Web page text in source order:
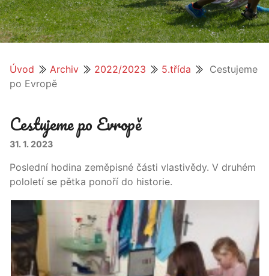
Úvod Archiv 2022/2023 5.třída
Cestujeme
po Evropě
Cestujeme po Evropě
31. 1. 2023
Poslední hodina zeměpisné části vlastivědy. V druhém
pololetí se pětka ponoří do historie.